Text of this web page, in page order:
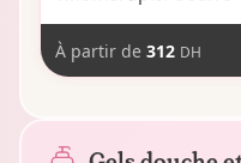
À partir de 312 DH